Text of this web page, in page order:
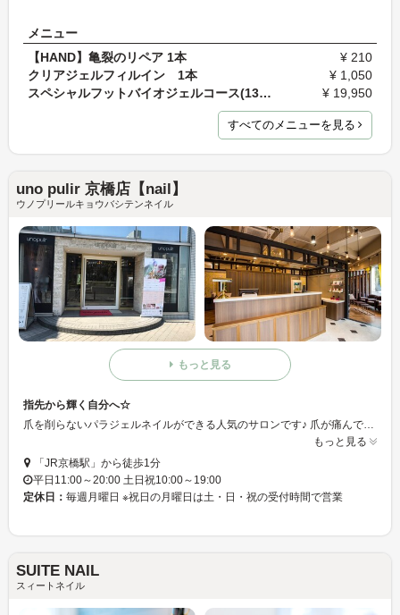
メニュー
【HAND】亀裂のリペア 1本
¥ 210
クリアジェルフィルイン 1本
¥ 1,050
スペシャルフットバイオジェルコース(130min)
¥ 19,950
すべてのメニューを見る
uno pulir 京橋店【nail】
ウノプリールキョウバシテンネイル
もっと見る
指先から輝く自分へ☆
もっと見る
「JR京橋駅」から徒歩1分
平日11:00～20:00 土日祝10:00～19:00
定休日： 毎週月曜日 ※祝日の月曜日は土・日・祝の受付時間で営業
SUITE NAIL
スィートネイル